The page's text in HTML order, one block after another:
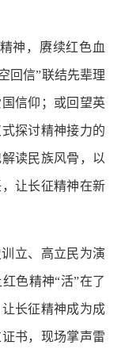
神，赓续红色血
回信”联结先辈理
信仰；或回望英
探讨精神接力的
读民族风骨，以
让长征精神在新
立、高立民为演
色精神“活”在了
长征精神成为成
书，现场掌声雷